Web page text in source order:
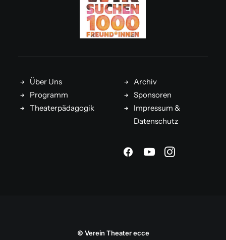
Über Uns
Programm
Theaterpädagogik
Archiv
Sponsoren
Impressum &
Datenschutz
© Verein Theater ecce